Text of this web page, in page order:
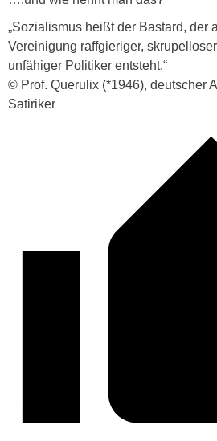
„Sozialismus heißt der Bastard, der
Vereinigung raffgieriger,
unfähiger Politiker entsteht.“
© Prof. Querulix (*1946), deutscher
Satiriker